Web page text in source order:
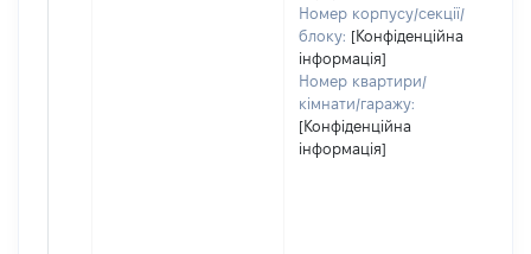
Номер корпусу/секції/
блоку: [Конфіденційна
інформація]
Номер квартири/
кімнати/гаражу:
[Конфіденційна
інформація]